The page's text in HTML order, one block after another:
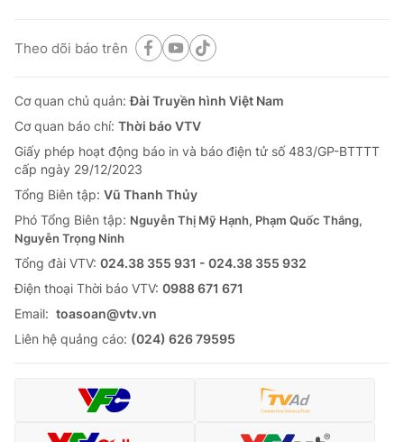
Theo dõi báo trên
Cơ quan chủ quản:Đài Truyền hình Việt Nam
Cơ quan báo chí: Thời báo VTV
Giấy phép hoạt động báo in và báo điện tử số 483/GP-BTTTT
cấp ngày 29/12/2023
Tổng Biên tập: Vũ Thanh Thủy
Phó Tổng Biên tập: Nguyễn Thị Mỹ Hạnh, Phạm Quốc Thắng,
Nguyễn Trọng Ninh
Tổng đài VTV: 024.38 355 931 - 024.38 355 932
Ðiện thoại Thời báo VTV: 0988 671 671
Email: toasoan@vtv.vn
Liên hệ quảng cáo: (024) 626 79595